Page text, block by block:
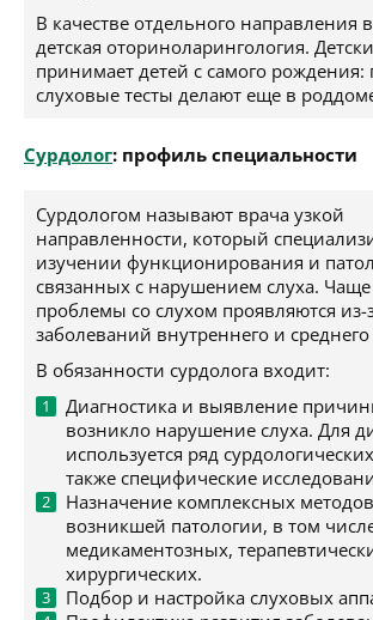
В качестве отдельного направления
детская оториноларингология.
принимает детей с самого рождения:
слуховые тесты делают еще в
Сурдолог: профиль специальности
Сурдологом называют врача узкой
направленности, который
изучении функционирования и
связанных с нарушением слуха. Чаще
проблемы со слухом проявляются из-
заболеваний внутреннего и среднего
В обязанности сурдолога входит:
Диагностика и выявление
возникло нарушение слуха. Для
используется ряд
также специфические
Назначение комплексных
возникшей патологии, в том
медикаментозных,
хирургических.
Подбор и настройка слуховых